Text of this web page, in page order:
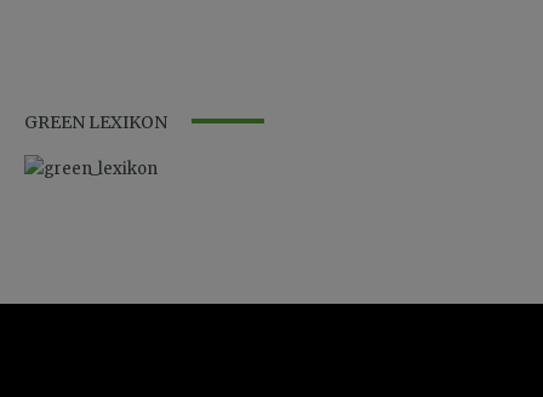
GREEN LEXIKON